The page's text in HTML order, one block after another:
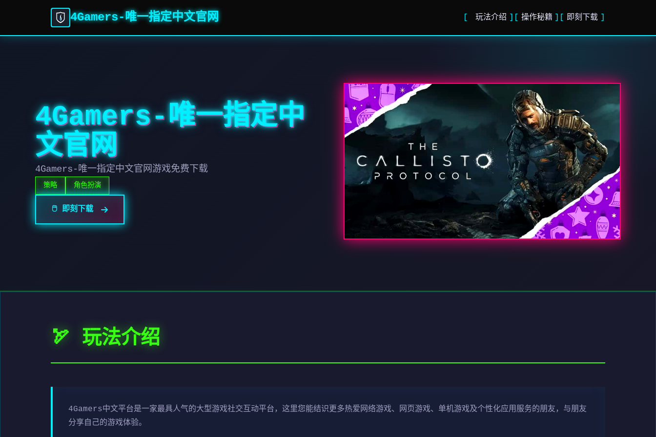
4Gamers-唯一指定中文官网 玩法介绍 操作秘籍 即刻下载
4Gamers-唯一指定中
文官网
4Gamers-唯一指定中文官网游戏免费下载
策略 角色扮演
🖱️ 即刻下载
🏹 玩法介绍
4Gamers中文平台是一家最具人气的大型游戏社交互动平台，这里您能结识更多热爱网络游戏、网页游戏、单机游戏及个性化应用服务的朋友，与朋友
分享自己的游戏体验。